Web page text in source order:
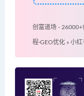
创富道场 - 26000+
程·GEO优化 » 小红